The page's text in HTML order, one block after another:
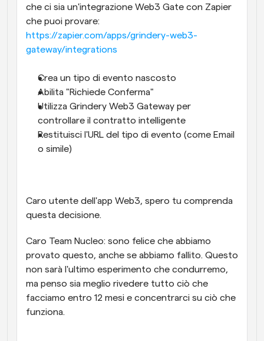
che ci sia un'integrazione Web3 Gate con Zapier
https://zapier.com/apps/grindery-web3-
gateway/integrations
Crea un tipo di evento nascosto
Abilita "Richiede Conferma"
Utilizza Grindery Web3 Gateway per
controllare il contratto intelligente
Restituisci l'URL del tipo di evento (come Email
o simile)
Caro utente dell'app Web3, spero tu comprenda
questa decisione.
Caro Team Nucleo: sono felice che abbiamo
provato questo, anche se abbiamo fallito. Questo
non sarà l'ultimo esperimento che condurremo,
ma penso sia meglio rivedere tutto ciò che
facciamo entro 12 mesi e concentrarci su ciò che
funziona.